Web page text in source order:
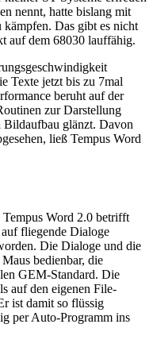
nennt, hatte bislang mit
Das gibt es nicht
auf dem 68030 lauffähig.
Texte jetzt bis zu 7mal
beruht auf der
zur Darstellung
Bildaufbau glänzt. Davon
ließ Tempus Word
Word 2.0 betrifft
fliegende Dialoge
Die Dialoge und die
bedienbar, die
GEM-Standard. Die
auf den eigenen File-
ist damit so flüssig
per Auto-Programm ins